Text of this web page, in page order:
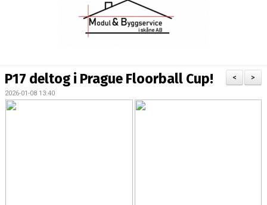
OM KLUBBEN
>
<
P17 deltog i Prague Floorball Cup!
2026-01-08 13:40